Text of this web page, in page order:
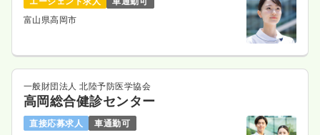
富山県高岡市
一般財団法人 北陸予防医学協会
高岡総合健診センター
直接応募求人
車通勤可